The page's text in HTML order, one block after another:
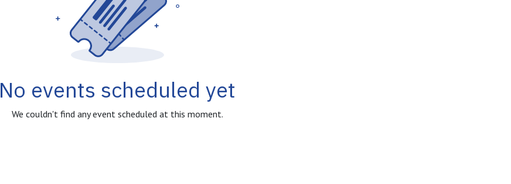
No events scheduled yet
We couldn't find any event scheduled at this moment.